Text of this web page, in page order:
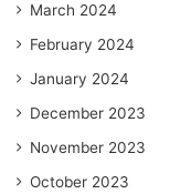
March 2024
February 2024
January 2024
December 2023
November 2023
October 2023